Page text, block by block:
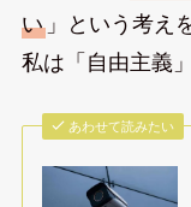
い」という考え
私は「自由主義
あわせて読みたい